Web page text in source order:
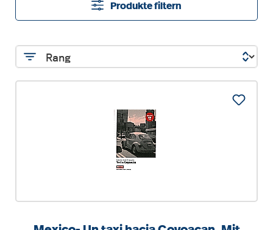
Produkte filtern